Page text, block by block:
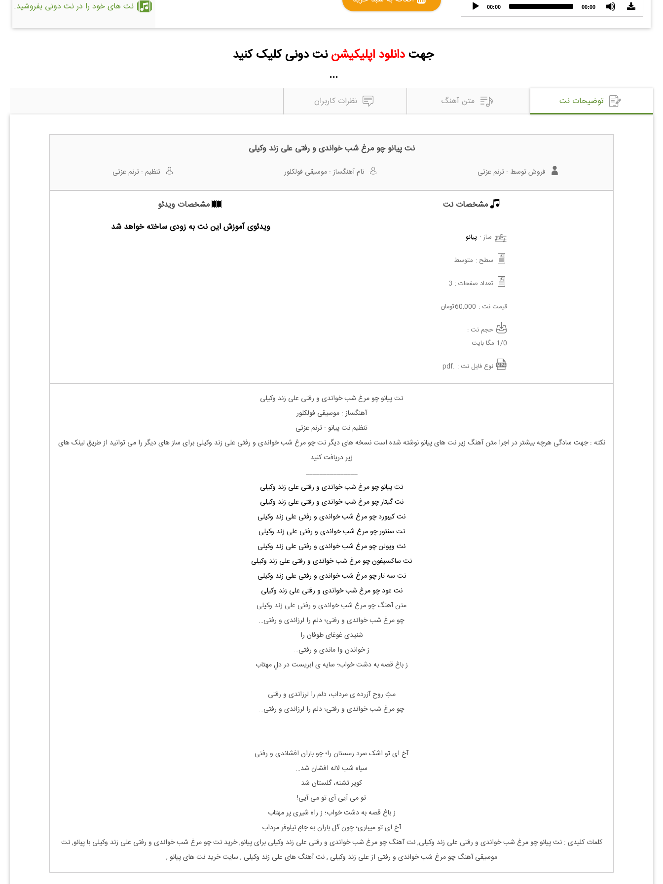
Audio
Player
00:00 00:00 نت های خود را در نت دونی بفروشید.
جهتدانلود اپلیکیشن نت دونی کلیک کنید
...
توضیحات نت متن آهنگ نظرات کاربران
نت پیانو چو مرغ شب خواندی و رفتی علی زند وکیلی
فروش توسط :ترنم عزتی نام آهنگساز :موسیقی فولکلور تنظیم :ترنم عزتی
مشخصات نت
ساز : پیانو
سطح : متوسط
تعداد صفحات : 3
قیمت نت : 60,000تومان
حجم نت :
1/0 مگا بایت
نوع فایل نت : .pdf
مشخصات ویدئو
ویدئوی آموزش این نت به زودی ساخته خواهد شد
نتپیانوچو مرغ شب خواندی و رفتی علی زند وکیلی
آهنگساز : موسیقی فولکلور
تنظیم نتپیانو : ترنم عزتی
نکته : جهت سادگی هرچه بیشتر در اجرا متن آهنگ زیر نت هایپیانونوشته شده است نسخه های دیگر نتچو مرغ شب خواندی و رفتی علی زند وکیلی برای ساز های دیگر را می توانید از طریق لینک های
زیر دریافت کنید
_______________
نت پیانو چو مرغ شب خواندی و رفتی علی زند وکیلی
نت گیتار چو مرغ شب خواندی و رفتی علی زند وکیلی
نت کیبورد چو مرغ شب خواندی و رفتی علی زند وکیلی
نت سنتور چو مرغ شب خواندی و رفتی علی زند وکیلی
نت ویولن چو مرغ شب خواندی و رفتی علی زند وکیلی
نت ساکسیفون چو مرغ شب خواندی و رفتی علی زند وکیلی
نت سه تار چو مرغ شب خواندی و رفتی علی زند وکیلی
نت عود چو مرغ شب خواندی و رفتی علی زند وکیلی
متن آهنگ چو مرغ شب خواندی و رفتی علی زند وکیلی
چو مرغ شب خواندی و رفتی؛ دلم را لرزاندی و رفتی…
شنیدی غوغای طوفان را
ز خواندن وا ماندی و رفتی…
ز باغ قصه به دشت خواب؛ سایه ی ابریست در دلِ مهتاب
مثِ روح آزرده ی مرداب، دلم را لرزاندی و رفتی
چو مرغ شب خواندی و رفتی؛ دلم را لرزاندی و رفتی…
آخ ای تو اشک سرد زمستان را؛ چو باران افشاندی و رفتی
سیاه شب لاله افشان شد…
کویر تشنه، گلستان شد
تو می آیی آی تو می آیی!
ز باغ قصه به دشت خواب؛ ز راه شیری پر مهتاب
آخ ای تو میباری؛ چون گل باران به جامِ نیلوفر مرداب
کلمات کلیدی : نتپیانوچو مرغ شب خواندی و رفتی علی زند وکیلی, نت آهنگ چو مرغ شب خواندی و رفتی علی زند وکیلی برایپیانو, خرید نتچو مرغ شب خواندی و رفتی علی زند وکیلی باپیانو, نت
موسیقی آهنگ چو مرغ شب خواندی و رفتی ازعلی زند وکیلی , نت آهنگ های علی زند وکیلی , سایت خرید نت هایپیانو ,